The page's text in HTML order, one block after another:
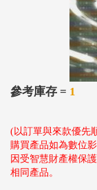
參考庫存 = 1
(以訂單與來款優先
購買產品如為數位
因受智慧財產權保
相同產品。